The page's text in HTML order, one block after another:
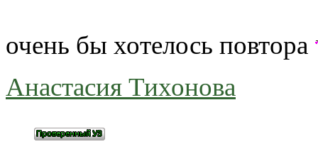
очень бы хотелось повтора
Анастасия Тихонова